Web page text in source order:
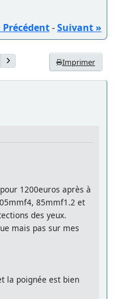
Précédent-Suivant »
Imprimer
1200euros après à
85mmf1.2 et
des yeux.
mais pas sur mes
la poignée est bien